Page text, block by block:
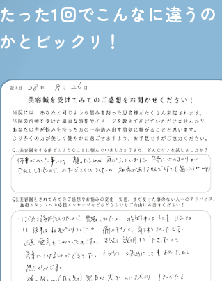
たった1回でこんなに違うの
かとビックリ！